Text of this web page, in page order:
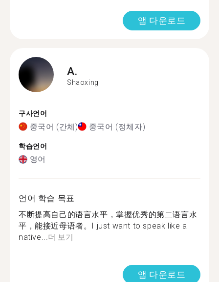
앱 다운로드
A.
Shaoxing
구사언어
중국어 (간체) 중국어 (정체자)
학습언어
영어
언어 학습 목표
不断提高自己的语言水平，掌握优秀的第二语言水
平，能接近母语者。I just want to speak like a
native...더 보기
앱 다운로드